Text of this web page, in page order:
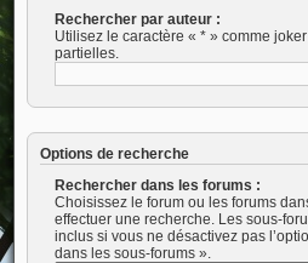
Rechercher par auteur :
Utilisez le caractère « * » comme
partielles.
Options de recherche
Rechercher dans les forums :
Choisissez le forum ou les forums
effectuer une recherche. Les sous-
inclus si vous ne désactivez pas
dans les sous-forums ».